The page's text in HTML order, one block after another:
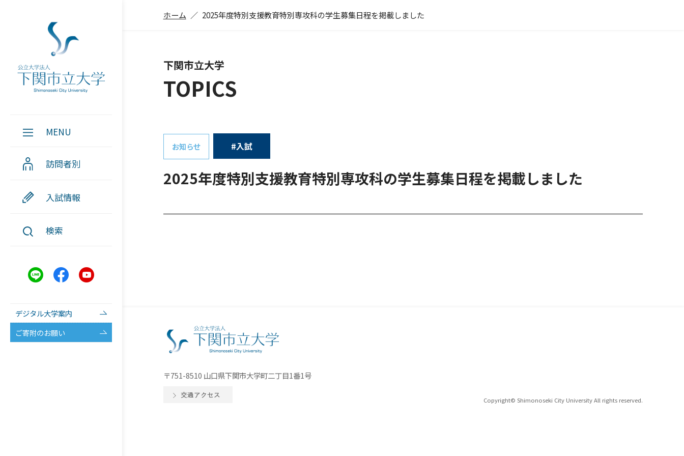
MENU
訪問者別
入試情報
検索
デジタル大学案内
ご寄附のお願い
ホーム 2025年度特別支援教育特別専攻科の学生募集日程を掲載しました
下関市立大学
TOPICS
お知らせ #入試
2025年度特別支援教育特別専攻科の学生募集日程を掲載しました
〒751-8510 山口県下関市大学町二丁目1番1号
交通アクセス
Copyright© Shimonoseki City University All rights reserved.